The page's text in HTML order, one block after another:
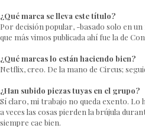
¿Qué marca se lleva este título?
Por decisión popular, -basado solo en
que más vimos publicada ahí fue la de
¿Qué marcas lo están haciendo bien?
Netflix, creo. De la mano de Circus;
¿Han subido piezas tuyas en el grupo?
Sí claro, mi trabajo no queda exento. Lo
a veces las cosas pierden la brújula
siempre cae bien.